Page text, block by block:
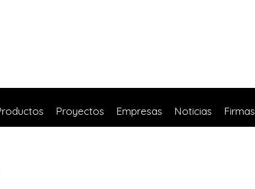
Proyectos Empresas Noticias Firmas